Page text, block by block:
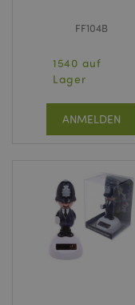
FF104B
1540 auf
Lager
ANMELDEN